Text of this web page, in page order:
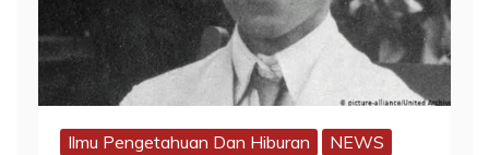
Ilmu Pengetahuan Dan Hiburan NEWS